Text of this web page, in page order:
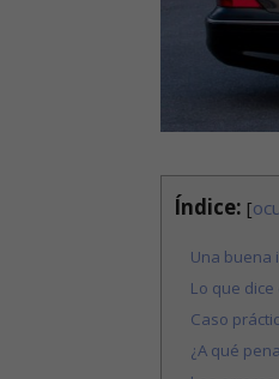
Índice: [
Una buena
Lo que
Caso
¿A qué